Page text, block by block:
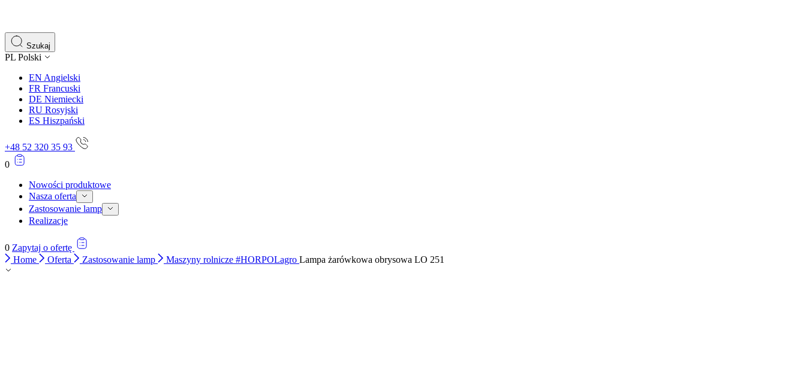
Szukaj
PL Polski
EN Angielski
FR Francuski
DE Niemiecki
RU Rosyjski
ES Hiszpański
+48 52 320 35 93
0
Nowości produktowe
Nasza oferta
Zastosowanie lamp
Realizacje
0 Zapytaj o ofertę
Home
Oferta Zastosowanie lamp Maszyny rolnicze #HORPOLagro Lampa żarówkowa obrysowa LO 251